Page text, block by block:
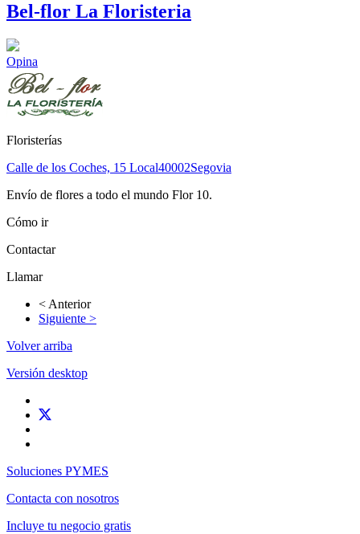
Bel-flor La Floristeria
Opina
Floristerías
Calle de los Coches, 15 Local40002Segovia
Envío de flores a todo el mundo Flor 10.
Cómo ir
Contactar
Llamar
< Anterior
Siguiente >
Volver arriba
Versión desktop
Soluciones PYMES
Contacta con nosotros
Incluye tu negocio gratis